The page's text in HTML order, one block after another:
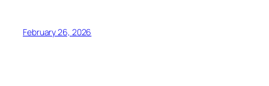
February 26, 2026